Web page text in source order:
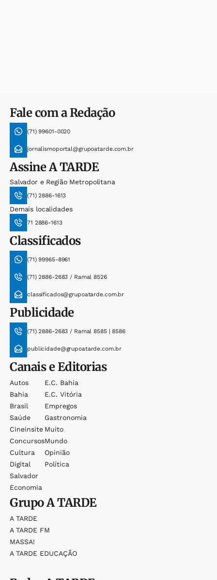
Fale com a Redação
(71) 99601-0020
jornalismoportal@grupoatarde.com.br
AssineA TARDE
Salvador e Região Metropolitana
(71) 2886-1613
Demais localidades
71 2886-1613
Classificados
(71) 99965-8961
(71) 2886-2683 / Ramal 8526
classificados@grupoatarde.com.br
Publicidade
(71) 2886-2683 / Ramal 8585 | 8586
publicidade@grupoatarde.com.br
Canais e Editorias
Autos
Bahia
Brasil
Saúde
Cineinsite
Concursos
Cultura
Digital
Salvador
Economia
E.c. Bahia
E.c. Vitória
Empregos
Gastronomia
Muito
Mundo
Opinião
Política
GrupoA TARDE
A TARDE
A TARDE FM
MASSA!
A TARDE EDUCAÇÃO